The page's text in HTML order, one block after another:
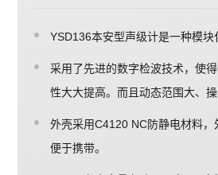
YSD136本安型声级计是一种模块
采用了先进的数字检波技术，使
性大大提高。而且动态范围大、操
外壳采用C4120 NC防静电材料，
便于携带。